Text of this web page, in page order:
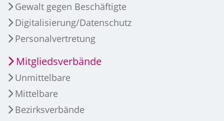
Gewalt gegen Beschäftigte
Digitalisierung/Datenschutz
Personalvertretung
Mitgliedsverbände
Unmittelbare
Mittelbare
Bezirksverbände